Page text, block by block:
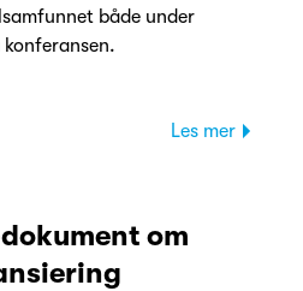
både under
Les mer
om